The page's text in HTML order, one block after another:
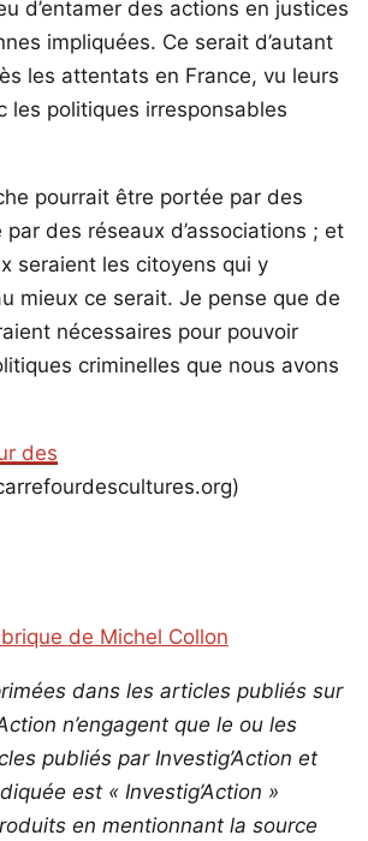
d’entamer des actions en justices
impliquées. Ce serait d’autant
les attentats en France, vu leurs
les politiques irresponsables
pourrait être portée par des
des réseaux d’associations ; et
seraient les citoyens qui y
mieux ce serait. Je pense que de
nécessaires pour pouvoir
criminelles que nous avons
des
de Michel Collon
dans les articles publiés sur
n’engagent que le ou les
publiés par Investig’Action et
est « Investig’Action »
en mentionnant la source